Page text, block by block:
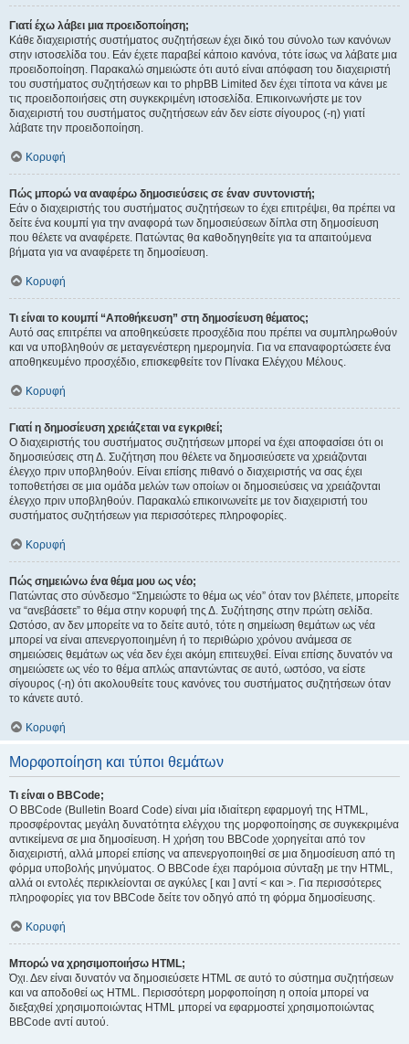
Γιατί έχω λάβει μια προειδοποίηση;
Κάθε διαχειριστής συστήματος συζητήσεων έχει δικό του σύνολο των κανόνων
στην ιστοσελίδα του. Εάν έχετε παραβεί κάποιο κανόνα, τότε ίσως να λάβατε μια
προειδοποίηση. Παρακαλώ σημειώστε ότι αυτό είναι απόφαση του διαχειριστή
του συστήματος συζητήσεων και το phpBB Limited δεν έχει τίποτα να κάνει με
τις προειδοποιήσεις στη συγκεκριμένη ιστοσελίδα. Επικοινωνήστε με τον
διαχειριστή του συστήματος συζητήσεων εάν δεν είστε σίγουρος (-η) γιατί
λάβατε την προειδοποίηση.
Κορυφή
Πώς μπορώ να αναφέρω δημοσιεύσεις σε έναν συντονιστή;
Εάν ο διαχειριστής του συστήματος συζητήσεων το έχει επιτρέψει, θα πρέπει να
δείτε ένα κουμπί για την αναφορά των δημοσιεύσεων δίπλα στη δημοσίευση
που θέλετε να αναφέρετε. Πατώντας θα καθοδηγηθείτε για τα απαιτούμενα
βήματα για να αναφέρετε τη δημοσίευση.
Κορυφή
Τι είναι το κουμπί “Αποθήκευση” στη δημοσίευση θέματος;
Αυτό σας επιτρέπει να αποθηκεύσετε προσχέδια που πρέπει να συμπληρωθούν
και να υποβληθούν σε μεταγενέστερη ημερομηνία. Για να επαναφορτώσετε ένα
αποθηκευμένο προσχέδιο, επισκεφθείτε τον Πίνακα Ελέγχου Μέλους.
Κορυφή
Γιατί η δημοσίευση χρειάζεται να εγκριθεί;
Ο διαχειριστής του συστήματος συζητήσεων μπορεί να έχει αποφασίσει ότι οι
δημοσιεύσεις στη Δ. Συζήτηση που θέλετε να δημοσιεύσετε να χρειάζονται
έλεγχο πριν υποβληθούν. Είναι επίσης πιθανό ο διαχειριστής να σας έχει
τοποθετήσει σε μια ομάδα μελών των οποίων οι δημοσιεύσεις να χρειάζονται
έλεγχο πριν υποβληθούν. Παρακαλώ επικοινωνείτε με τον διαχειριστή του
συστήματος συζητήσεων για περισσότερες πληροφορίες.
Κορυφή
Πώς σημειώνω ένα θέμα μου ως νέο;
Πατώντας στο σύνδεσμο “Σημειώστε το θέμα ως νέο” όταν τον βλέπετε, μπορείτε
να “ανεβάσετε” το θέμα στην κορυφή της Δ. Συζήτησης στην πρώτη σελίδα.
Ωστόσο, αν δεν μπορείτε να το δείτε αυτό, τότε η σημείωση θεμάτων ως νέα
μπορεί να είναι απενεργοποιημένη ή το περιθώριο χρόνου ανάμεσα σε
σημειώσεις θεμάτων ως νέα δεν έχει ακόμη επιτευχθεί. Είναι επίσης δυνατόν να
σημειώσετε ως νέο το θέμα απλώς απαντώντας σε αυτό, ωστόσο, να είστε
σίγουρος (-η) ότι ακολουθείτε τους κανόνες του συστήματος συζητήσεων όταν
το κάνετε αυτό.
Κορυφή
Μορφοποίηση και τύποι θεμάτων
Τι είναι ο BBCode;
Ο BBCode (Bulletin Board Code) είναι μία ιδιαίτερη εφαρμογή της HTML,
προσφέροντας μεγάλη δυνατότητα ελέγχου της μορφοποίησης σε συγκεκριμένα
αντικείμενα σε μια δημοσίευση. Η χρήση του BBCode χορηγείται από τον
διαχειριστή, αλλά μπορεί επίσης να απενεργοποιηθεί σε μια δημοσίευση από τη
φόρμα υποβολής μηνύματος. Ο BBCode έχει παρόμοια σύνταξη με την HTML,
αλλά οι εντολές περικλείονται σε αγκύλες [ και ] αντί < και >. Για περισσότερες
πληροφορίες για τον BBCode δείτε τον οδηγό από τη φόρμα δημοσίευσης.
Κορυφή
Μπορώ να χρησιμοποιήσω HTML;
Όχι. Δεν είναι δυνατόν να δημοσιεύσετε HTML σε αυτό το σύστημα συζητήσεων
και να αποδοθεί ως HTML. Περισσότερη μορφοποίηση η οποία μπορεί να
διεξαχθεί χρησιμοποιώντας HTML μπορεί να εφαρμοστεί χρησιμοποιώντας
BBCode αντί αυτού.